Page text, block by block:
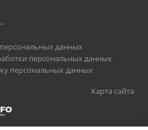
данных
персональных данных
персональных данных
Карта сайта